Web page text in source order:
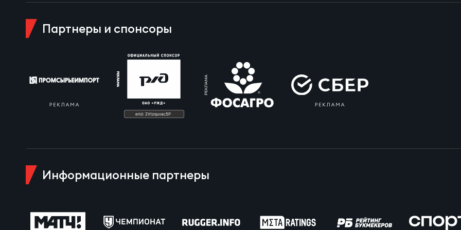
Всероссийские соревнования U16
Всероссийские соревнования U15
ДРУГОЕ
Чемпионат России по пляжному регби.
Правила регби
Партнеры и спонсоры
Информационные партнеры